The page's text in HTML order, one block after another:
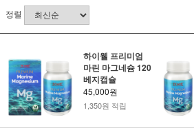
정렬
하이웰 프리미엄
마린 마그네슘 120
베지캡슐
45,000원
1,350원 적립